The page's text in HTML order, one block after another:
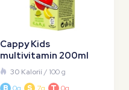
Cappy Kids
multivitamin 200ml
30 Kalorií/ 100 g
B 0g S 7g T 0g